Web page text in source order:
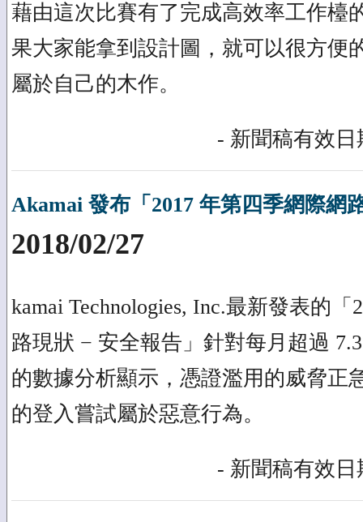
藉由這次比賽有了完成高效率工作檯
果大家能拿到設計圖，就可以很方便
屬於自己的木作。
- 新聞稿有效日
Akamai 發布「2017 年第四季網際網
2018/02/27
kamai Technologies, Inc.最新發表的
路現狀 − 安全報告」針對每月超過
的數據分析顯示，憑證濫用的威脅正
的登入嘗試屬於惡意行為。
- 新聞稿有效日